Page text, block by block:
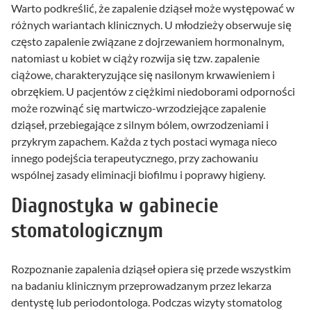
Warto podkreślić, że zapalenie dziąseł może występować w
różnych wariantach klinicznych. U młodzieży obserwuje się
często zapalenie związane z dojrzewaniem hormonalnym,
natomiast u kobiet w ciąży rozwija się tzw. zapalenie
ciążowe, charakteryzujące się nasilonym krwawieniem i
obrzękiem. U pacjentów z ciężkimi niedoborami odporności
może rozwinąć się martwiczo-wrzodziejące zapalenie
dziąseł, przebiegające z silnym bólem, owrzodzeniami i
przykrym zapachem. Każda z tych postaci wymaga nieco
innego podejścia terapeutycznego, przy zachowaniu
wspólnej zasady eliminacji biofilmu i poprawy higieny.
Diagnostyka w gabinecie
stomatologicznym
Rozpoznanie zapalenia dziąseł opiera się przede wszystkim
na badaniu klinicznym przeprowadzanym przez lekarza
dentystę lub periodontologa. Podczas wizyty stomatolog